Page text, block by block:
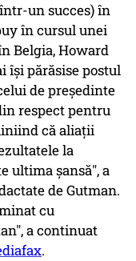
un succes) în
în cursul unei
Belgia, Howard
îşi părăsise postul
de preşedinte
respect pentru
că aliaţii
la
ultima şansă", a
de Gutman.
cu
a continuat
.